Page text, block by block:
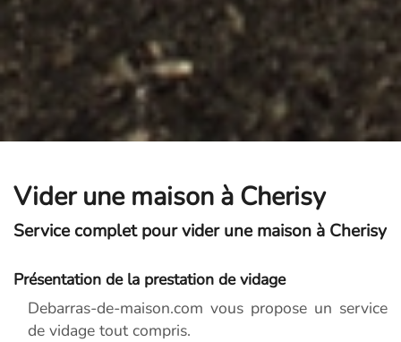
Vider une maison à Cherisy
Service complet pour vider une maison à Cherisy
Présentation de la prestation de vidage
Debarras-de-maison.com vous propose un service
de vidage tout compris.